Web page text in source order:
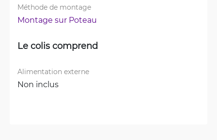
Méthode de montage
Montage sur Poteau
Le colis comprend
Alimentation externe
Non inclus